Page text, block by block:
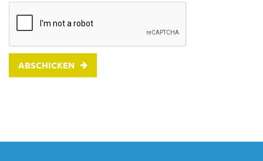
ABSCHICKEN